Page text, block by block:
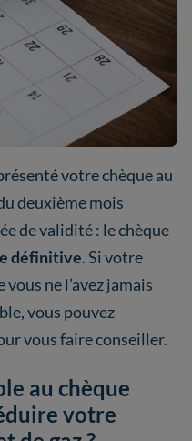
votre chèque au
deuxième mois
de validité : le chèque
définitive. Si votre
ne l’avez jamais
vous pouvez
vous faire conseiller.
au chèque
votre